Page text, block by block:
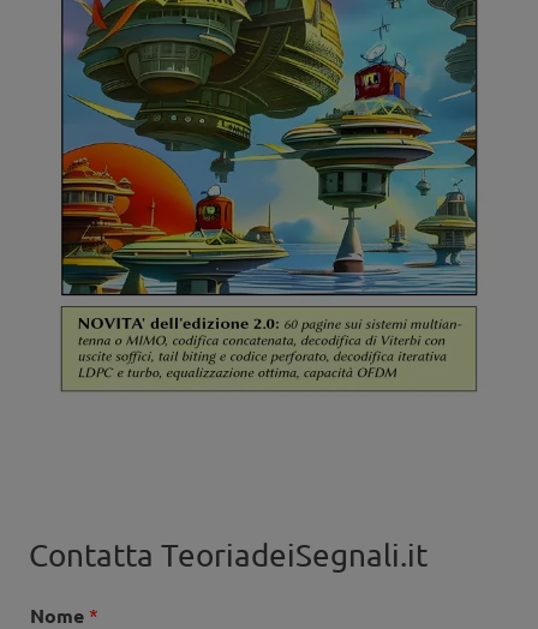
Contatta TeoriadeiSegnali.it
Nome *